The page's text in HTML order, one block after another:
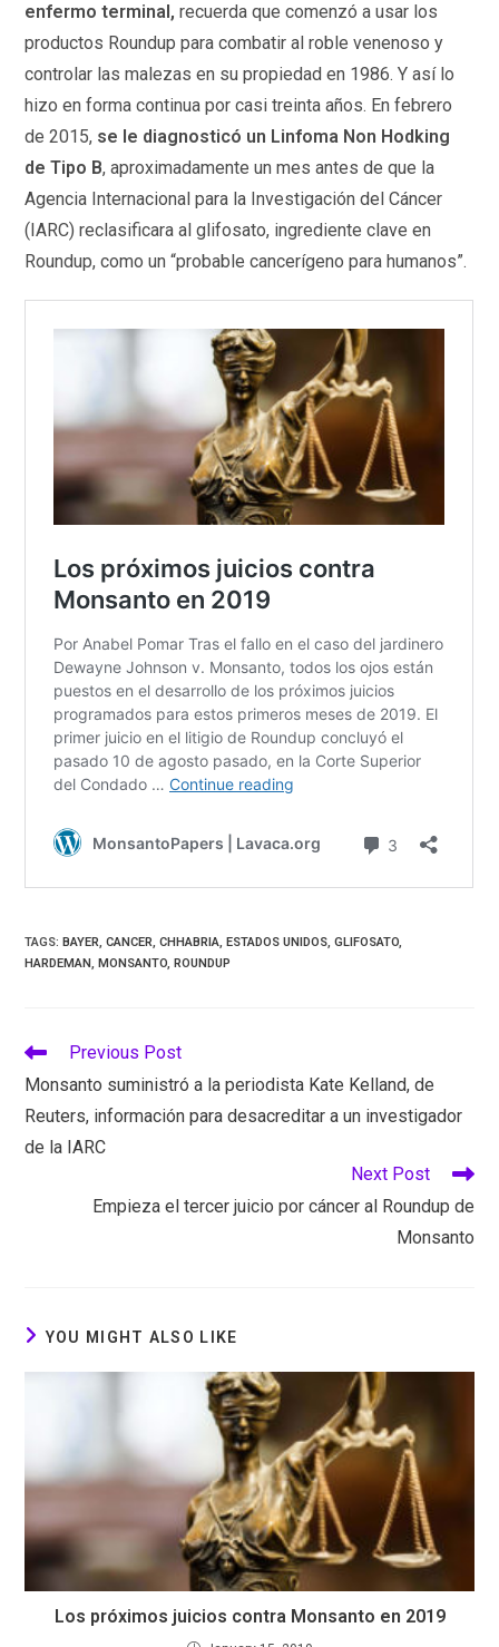
enfermo terminal, recuerda que comenzó a usar los
productos Roundup para combatir al roble venenoso y
controlar las malezas en su propiedad en 1986. Y así lo
hizo en forma continua por casi treinta años. En febrero
de 2015, se le diagnosticó un Linfoma Non Hodking
de Tipo B, aproximadamente un mes antes de que la
Agencia Internacional para la Investigación del Cáncer
(IARC) reclasificara al glifosato, ingrediente clave en
Roundup, como un “probable cancerígeno para humanos”.
TAGS: BAYER, CANCER, CHHABRIA, ESTADOS UNIDOS, GLIFOSATO,
HARDEMAN, MONSANTO, ROUNDUP
Read
articles
Previous Post
Monsanto suministró a la periodista Kate Kelland, de
Reuters, información para desacreditar a un investigador
de la IARC
Next Post
Empieza el tercer juicio por cáncer al Roundup de
Monsanto
YOU MIGHT ALSO LIKE
Los próximos juicios contra Monsanto en 2019